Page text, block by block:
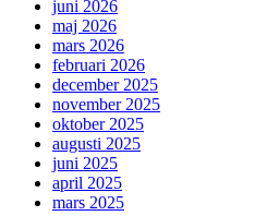
juni 2026
maj 2026
mars 2026
februari 2026
december 2025
november 2025
oktober 2025
augusti 2025
juni 2025
april 2025
mars 2025